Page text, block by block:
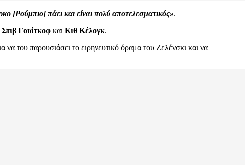
[Ρούμπιο] πάει και είναι πολύ αποτελεσματικός».
Στιβ Γουίτκοφ και Κιθ Κέλογκ.
να του παρουσιάσει το ειρηνευτικό όραμα του Ζελένσκι και να